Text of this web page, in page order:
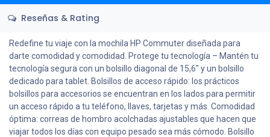
Reseñas & Rating
Redefine tu viaje con la mochila HP Commuter diseñada para
darte comodidad y comodidad. Protege tu tecnología – Mantén tu
tecnología segura con un bolsillo diagonal de 15,6" y un bolsillo
dedicado para tablet. Bolsillos de acceso rápido: los prácticos
bolsillos para accesorios se encuentran en los lados para permitir
un acceso rápido a tu teléfono, llaves, tarjetas y más. Comodidad
óptima: correas de hombro acolchadas ajustables que hacen que
viajar todos los días con equipo pesado sea más cómodo. Bolsillo